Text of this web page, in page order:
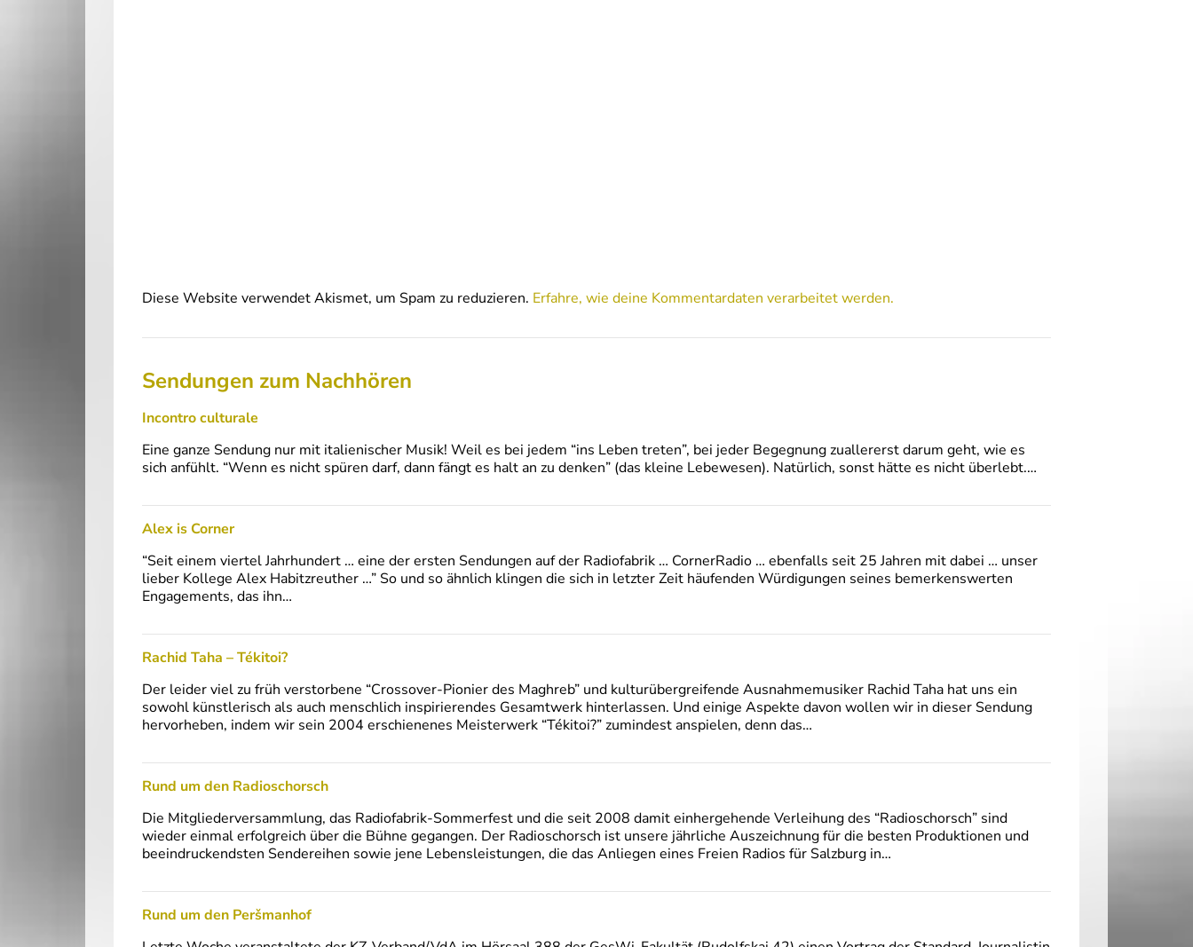
Diese Website verwendet Akismet, um Spam zu reduzieren. Erfahre, wie deine Kommentardaten verarbeitet werden.
Sendungen zum Nachhören
Incontro culturale
Eine ganze Sendung nur mit italienischer Musik! Weil es bei jedem “ins Leben treten”, bei jeder Begegnung zuallererst darum geht, wie es
sich anfühlt. “Wenn es nicht spüren darf, dann fängt es halt an zu denken” (das kleine Lebewesen). Natürlich, sonst hätte es nicht überlebt.…
Alex is Corner
“Seit einem viertel Jahrhundert … eine der ersten Sendungen auf der Radiofabrik … CornerRadio … ebenfalls seit 25 Jahren mit dabei … unser
lieber Kollege Alex Habitzreuther …” So und so ähnlich klingen die sich in letzter Zeit häufenden Würdigungen seines bemerkenswerten
Engagements, das ihn…
Rachid Taha – Tékitoi?
Der leider viel zu früh verstorbene “Crossover-Pionier des Maghreb” und kulturübergreifende Ausnahmemusiker Rachid Taha hat uns ein
sowohl künstlerisch als auch menschlich inspirierendes Gesamtwerk hinterlassen. Und einige Aspekte davon wollen wir in dieser Sendung
hervorheben, indem wir sein 2004 erschienenes Meisterwerk “Tékitoi?” zumindest anspielen, denn das…
Rund um den Radioschorsch
Die Mitgliederversammlung, das Radiofabrik-Sommerfest und die seit 2008 damit einhergehende Verleihung des “Radioschorsch” sind
wieder einmal erfolgreich über die Bühne gegangen. Der Radioschorsch ist unsere jährliche Auszeichnung für die besten Produktionen und
beeindruckendsten Sendereihen sowie jene Lebensleistungen, die das Anliegen eines Freien Radios für Salzburg in…
Rund um den Peršmanhof